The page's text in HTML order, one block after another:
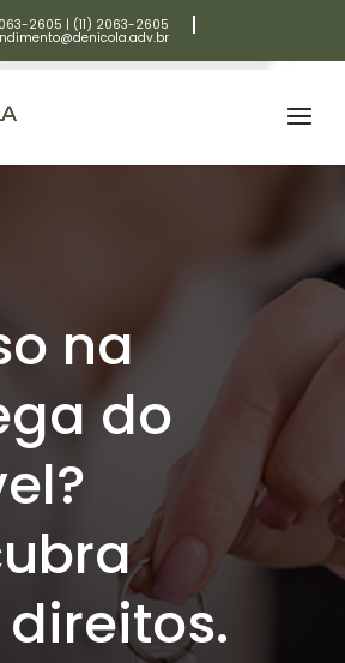
2605 | (11) 2063-2605
na
do